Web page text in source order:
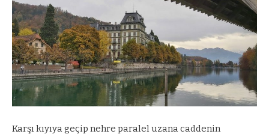
Karşı kıyıya geçip nehre paralel uzana caddenin